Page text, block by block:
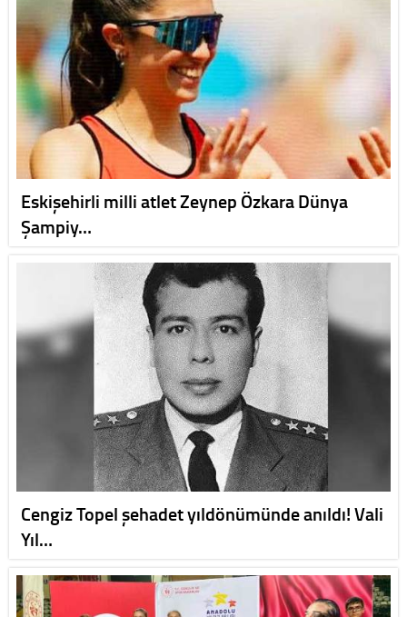
Eskişehirli milli atlet Zeynep Özkara Dünya
Şampiy…
Cengiz Topel şehadet yıldönümünde anıldı! Vali
Yıl…